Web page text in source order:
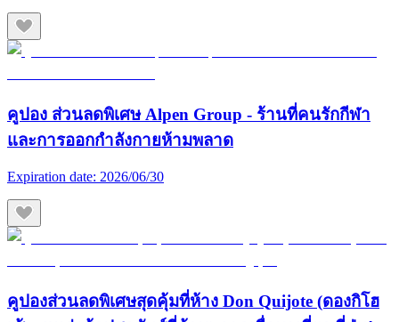
คูปอง ส่วนลดพิเศษ Alpen Group - ร้านที่คนรักกีฬา
และการออกกำลังกายห้ามพลาด
Expiration date: 2026/06/30
คูปองส่วนลดพิเศษสุดคุ้มที่ห้าง Don Quijote (ดองกิโฮ